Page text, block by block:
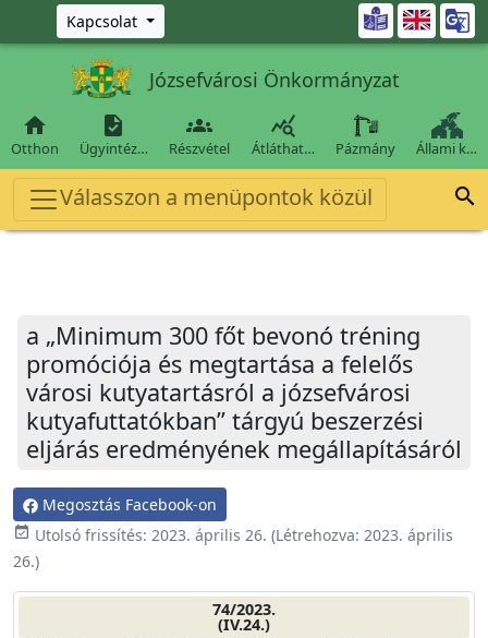
Ugrás a fő tartalomra
Kapcsolat 
Józsefvárosi Önkormányzat

Otthon

Ügyintéz…

Részvétel

Átláthat… Pázmány Állami k…
Válasszon a menüpontok közül 
a „Minimum 300 főt bevonó tréning
promóciója és megtartása a felelős
városi kutyatartásról a józsefvárosi
kutyafuttatókban” tárgyú beszerzési
eljárás eredményének megállapításáról
Megosztás Facebook-on
event_available Utolsó frissítés: 2023. április 26. (Létrehozva: 2023. április
26.)
74/2023.
(IV.24.)